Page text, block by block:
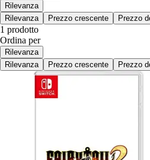
Rilevanza
Rilevanza
Prezzo crescente Prezzo
1 prodotto
Ordina per
Rilevanza
Rilevanza
Prezzo crescente Prezzo